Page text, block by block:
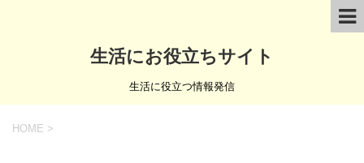
生活にお役立ちサイト
生活に役立つ情報発信
HOME >